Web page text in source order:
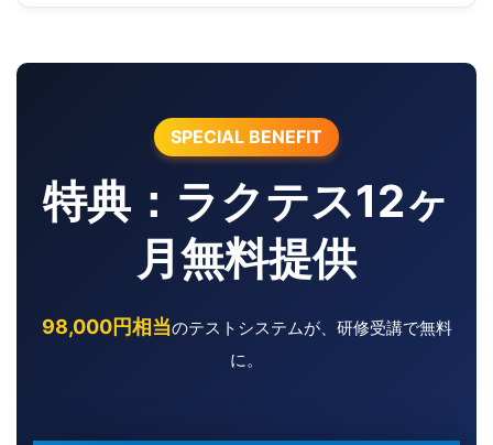
SPECIAL BENEFIT
特典：ラクテス12ヶ
月無料提供
98,000円相当のテストシステムが、研修受講で無料
に。